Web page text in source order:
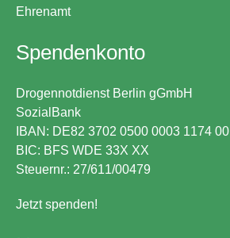
Ehrenamt
Spendenkonto
Drogennotdienst Berlin gGmbH
SozialBank
IBAN: DE82 3702 0500 0003 1174 00
BIC: BFS WDE 33X XX
Steuernr.: 27/611/00479
Jetzt spenden!